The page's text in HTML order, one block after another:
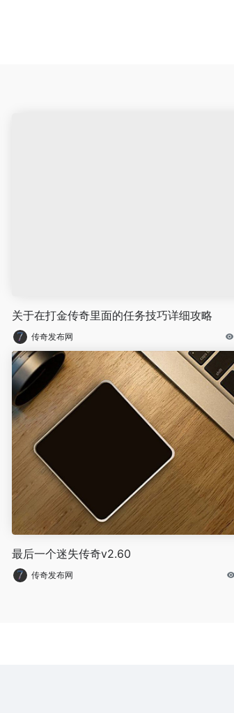
关于在打金传奇里面的任务技巧详细攻略
传奇发布网
最后一个迷失传奇v2.60
传奇发布网